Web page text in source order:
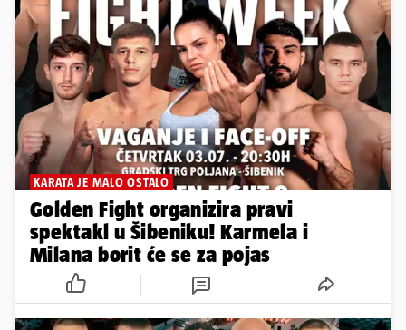
KARATA JE MALO OSTALO
Golden Fight organizira pravi
spektakl u Šibeniku! Karmela i
Milana borit će se za pojas